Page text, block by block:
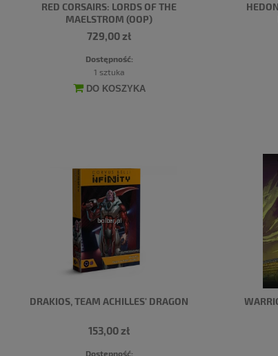
RED CORSAIRS: LORDS OF THE
MAELSTROM (OOP)
729,00 zł
Dostępność:
1 sztuka
DO KOSZYKA
DRAKIOS, TEAM ACHILLES' DRAGON
153,00 zł
Dostępność: